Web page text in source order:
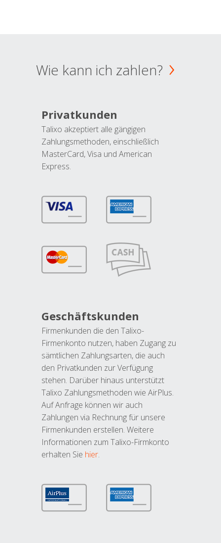
Wie kann ich zahlen?
Privatkunden
Talixo akzeptiert alle gängigen
Zahlungsmethoden, einschließlich
MasterCard, Visa und American
Express.
Geschäftskunden
Firmenkunden die den Talixo-
Firmenkonto nutzen, haben Zugang zu
sämtlichen Zahlungsarten, die auch
den Privatkunden zur Verfügung
stehen. Darüber hinaus unterstützt
Talixo Zahlungsmethoden wie AirPlus.
Auf Anfrage können wir auch
Zahlungen via Rechnung für unsere
Firmenkunden erstellen. Weitere
Informationen zum Talixo-Firmkonto
erhalten Sie hier.